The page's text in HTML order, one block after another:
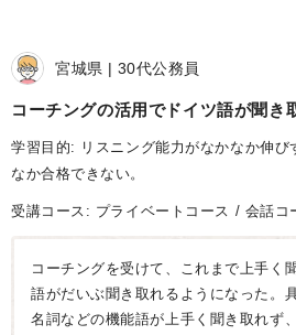
宮城県 30代公務員
コーチングの活用でドイツ語が聞き
学習目的: リスニング能力がなかなか伸び
なか合格できない。
受講コース: プライベートコース 会話コ
コーチングを受けて、これまで上手く
語がだいぶ聞き取れるようになった。
名詞などの機能語が上手く聞き取れず